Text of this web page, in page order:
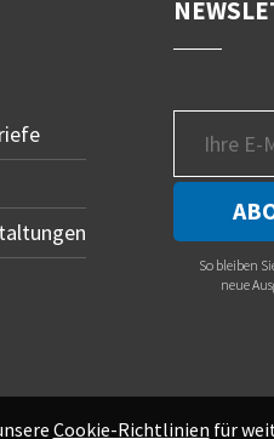
So bleiben
neue
Cookie-Richtlinien für